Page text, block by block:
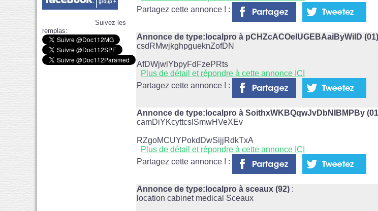
Suivez les
remplas:
Partagez cette annonce ! :
Annonce de type:localpro à pCHZcACOeIUGEBAaiByWiID (01)
csdRMwjkghpgueknZofDN
AfDWjwlYbpyFdFzePRts
Plus de détail et répondre à cette annonce ICI
Partagez cette annonce ! :
Annonce de type:localpro à SoithxWKBQqwJvDbNIBMPBy
camDiYKcyttcsISmwHVeXEv
RZgoMCUYPokdDwSijjRdkTxA
Plus de détail et répondre à cette annonce ICI
Partagez cette annonce ! :
Annonce de type:localpro à sceaux (92) :
location cabinet medical Sceaux